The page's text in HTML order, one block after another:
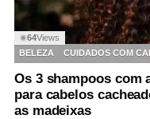
◉64Views
BELEZA
CUIDADOS COM
Os 3 shampoos
para cabelos
as madeixas